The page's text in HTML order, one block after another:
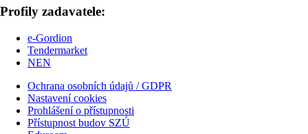
Profily zadavatele:
e-Gordion
Tendermarket
NEN
Ochrana osobních údajů / GDPR
Nastavení cookies
Prohlášení o přístupnosti
Přístupnost budov SZÚ